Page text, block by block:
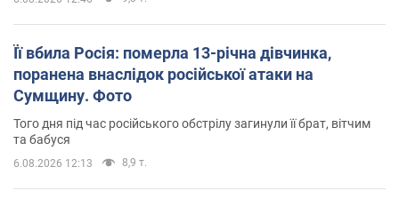
Її вбила Росія: померла 13-річна дівчинка,
поранена внаслідок російської атаки на
Сумщину. Фото
Того дня під час російського обстрілу загинули її брат, вітчим
та бабуся
6.08.2026 12:13 8,9 т.